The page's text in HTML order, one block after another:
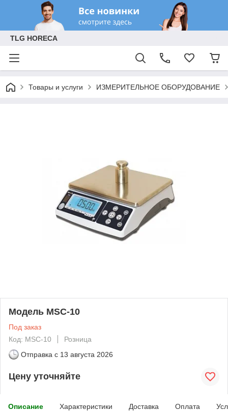
TLG HORECA
Товары и услуги ИЗМЕРИТЕЛЬНОЕ ОБОРУДОВАНИЕ
Модель MSC-10
Под заказ
Код: MSC-10
Розница
Отправка с 13 августа 2026
Цену уточняйте
Описание Характеристики Доставка Оплата